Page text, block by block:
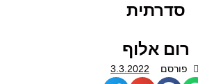
סדרתית
רום אלוף
פורסם 3.3.2022